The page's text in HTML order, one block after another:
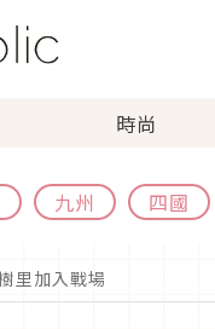
時尚
九州 四國
里加入戰場